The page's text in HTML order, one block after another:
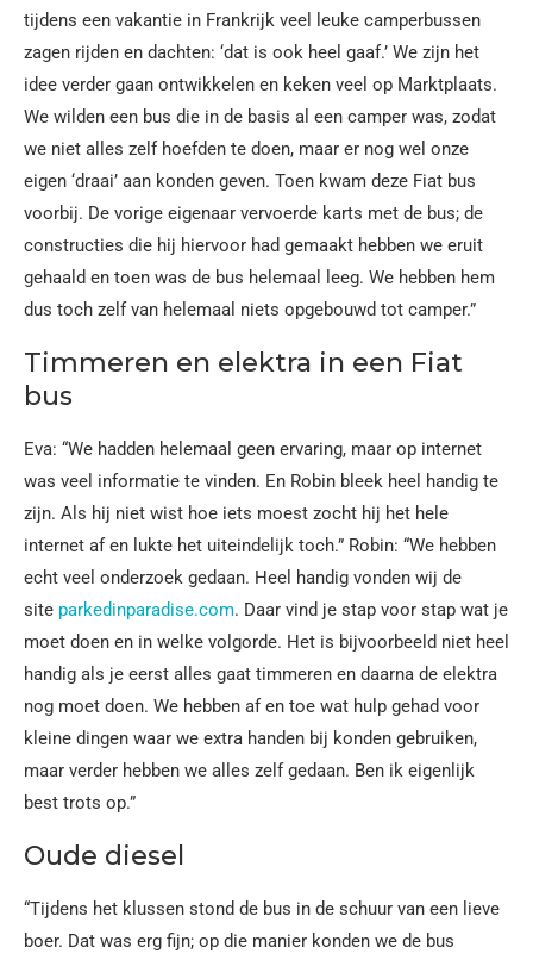
tijdens een vakantie in Frankrijk veel leuke camperbussen
zagen rijden en dachten: ‘dat is ook heel gaaf.’ We zijn het
idee verder gaan ontwikkelen en keken veel op Marktplaats.
We wilden een bus die in de basis al een camper was, zodat
we niet alles zelf hoefden te doen, maar er nog wel onze
eigen ‘draai’ aan konden geven. Toen kwam deze Fiat bus
voorbij. De vorige eigenaar vervoerde karts met de bus; de
constructies die hij hiervoor had gemaakt hebben we eruit
gehaald en toen was de bus helemaal leeg. We hebben hem
dus toch zelf van helemaal niets opgebouwd tot camper.”
Timmeren en elektra in een Fiat
bus
Eva: “We hadden helemaal geen ervaring, maar op internet
was veel informatie te vinden. En Robin bleek heel handig te
zijn. Als hij niet wist hoe iets moest zocht hij het hele
internet af en lukte het uiteindelijk toch.” Robin: “We hebben
echt veel onderzoek gedaan. Heel handig vonden wij de
site parkedinparadise.com. Daar vind je stap voor stap wat je
moet doen en in welke volgorde. Het is bijvoorbeeld niet heel
handig als je eerst alles gaat timmeren en daarna de elektra
nog moet doen. We hebben af en toe wat hulp gehad voor
kleine dingen waar we extra handen bij konden gebruiken,
maar verder hebben we alles zelf gedaan. Ben ik eigenlijk
best trots op.”
Oude diesel
“Tijdens het klussen stond de bus in de schuur van een lieve
boer. Dat was erg fijn; op die manier konden we de bus